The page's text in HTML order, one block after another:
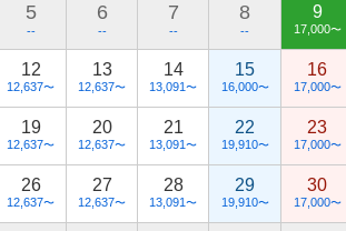
5
--
6
--
7
--
8
--
9
17,000〜
12
12,637〜
13
12,637〜
14
13,091〜
15
16,000〜
16
17,000〜
19
12,637〜
20
12,637〜
21
13,091〜
22
19,910〜
23
17,000〜
26
12,637〜
27
12,637〜
28
13,091〜
29
19,910〜
30
17,000〜